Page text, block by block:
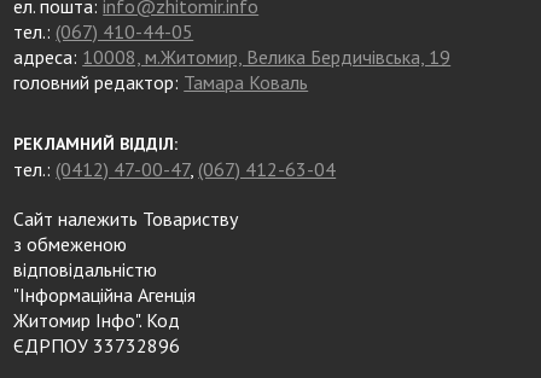
ел. пошта:info@zhitomir.info
тел.: (067) 410-44-05
адреса: 10008, м.Житомир, Велика Бердичівська, 19
головний редактор: Тамара Коваль
РЕКЛАМНИЙ ВІДДІЛ:
тел.: (0412) 47-00-47, (067) 412-63-04
Сайт належить Товариству
з обмеженою
відповідальністю
"Інформаційна Агенція
Житомир Інфо". Код
ЄДРПОУ 33732896